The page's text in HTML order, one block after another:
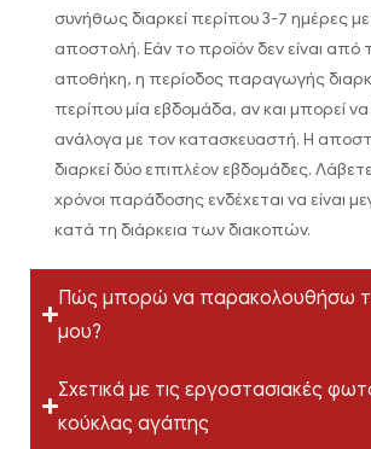
συνήθως διαρκεί περίπου 3-7 ημέρες
αποστολή. Εάν το προϊόν δεν είναι από
αποθήκη, η περίοδος παραγωγής
περίπου μία εβδομάδα, αν και μπορεί να
ανάλογα με τον κατασκευαστή. Η
διαρκεί δύο επιπλέον εβδομάδες.
χρόνοι παράδοσης ενδέχεται να είναι
κατά τη διάρκεια των διακοπών.
Πώς μπορώ να παρακολουθήσω
μου?
Σχετικά με τις εργοστασιακές
κούκλας αγάπης